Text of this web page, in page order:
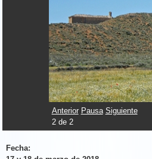
Anterior Pausa Siguiente
2de 2
Fecha: